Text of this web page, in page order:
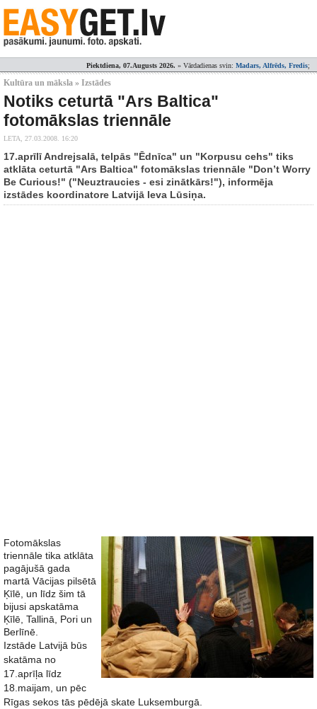
Piektdiena, 07.Augusts 2026. » Vārdadienas svin: Madars, Alfrēds, Fredis;
Kultūra un māksla » Izstādes
Notiks ceturtā "Ars Baltica"
fotomākslas triennāle
LETA, 27.03.2008. 16:20
17.aprīlī Andrejsalā, telpās "Ēdnīca" un "Korpusu cehs" tiks
atklāta ceturtā "Ars Baltica" fotomākslas triennāle "Don’t Worry
Be Curious!" ("Neuztraucies - esi zinātkārs!"), informēja
izstādes koordinatore Latvijā Ieva Lūsiņa.
Fotomākslas
triennāle tika atklāta
pagājušā gada
martā Vācijas pilsētā
Ķīlē, un līdz šim tā
bijusi apskatāma
Ķīlē, Tallinā, Pori un
Berlīnē.
Izstāde Latvijā būs
skatāma no
17.aprīļa līdz
18.maijam, un pēc
Rīgas sekos tās pēdējā skate Luksemburgā.